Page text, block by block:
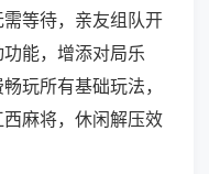
等待，亲友组队开
能，增添对局乐
玩所有基础玩法，
麻将，休闲解压效